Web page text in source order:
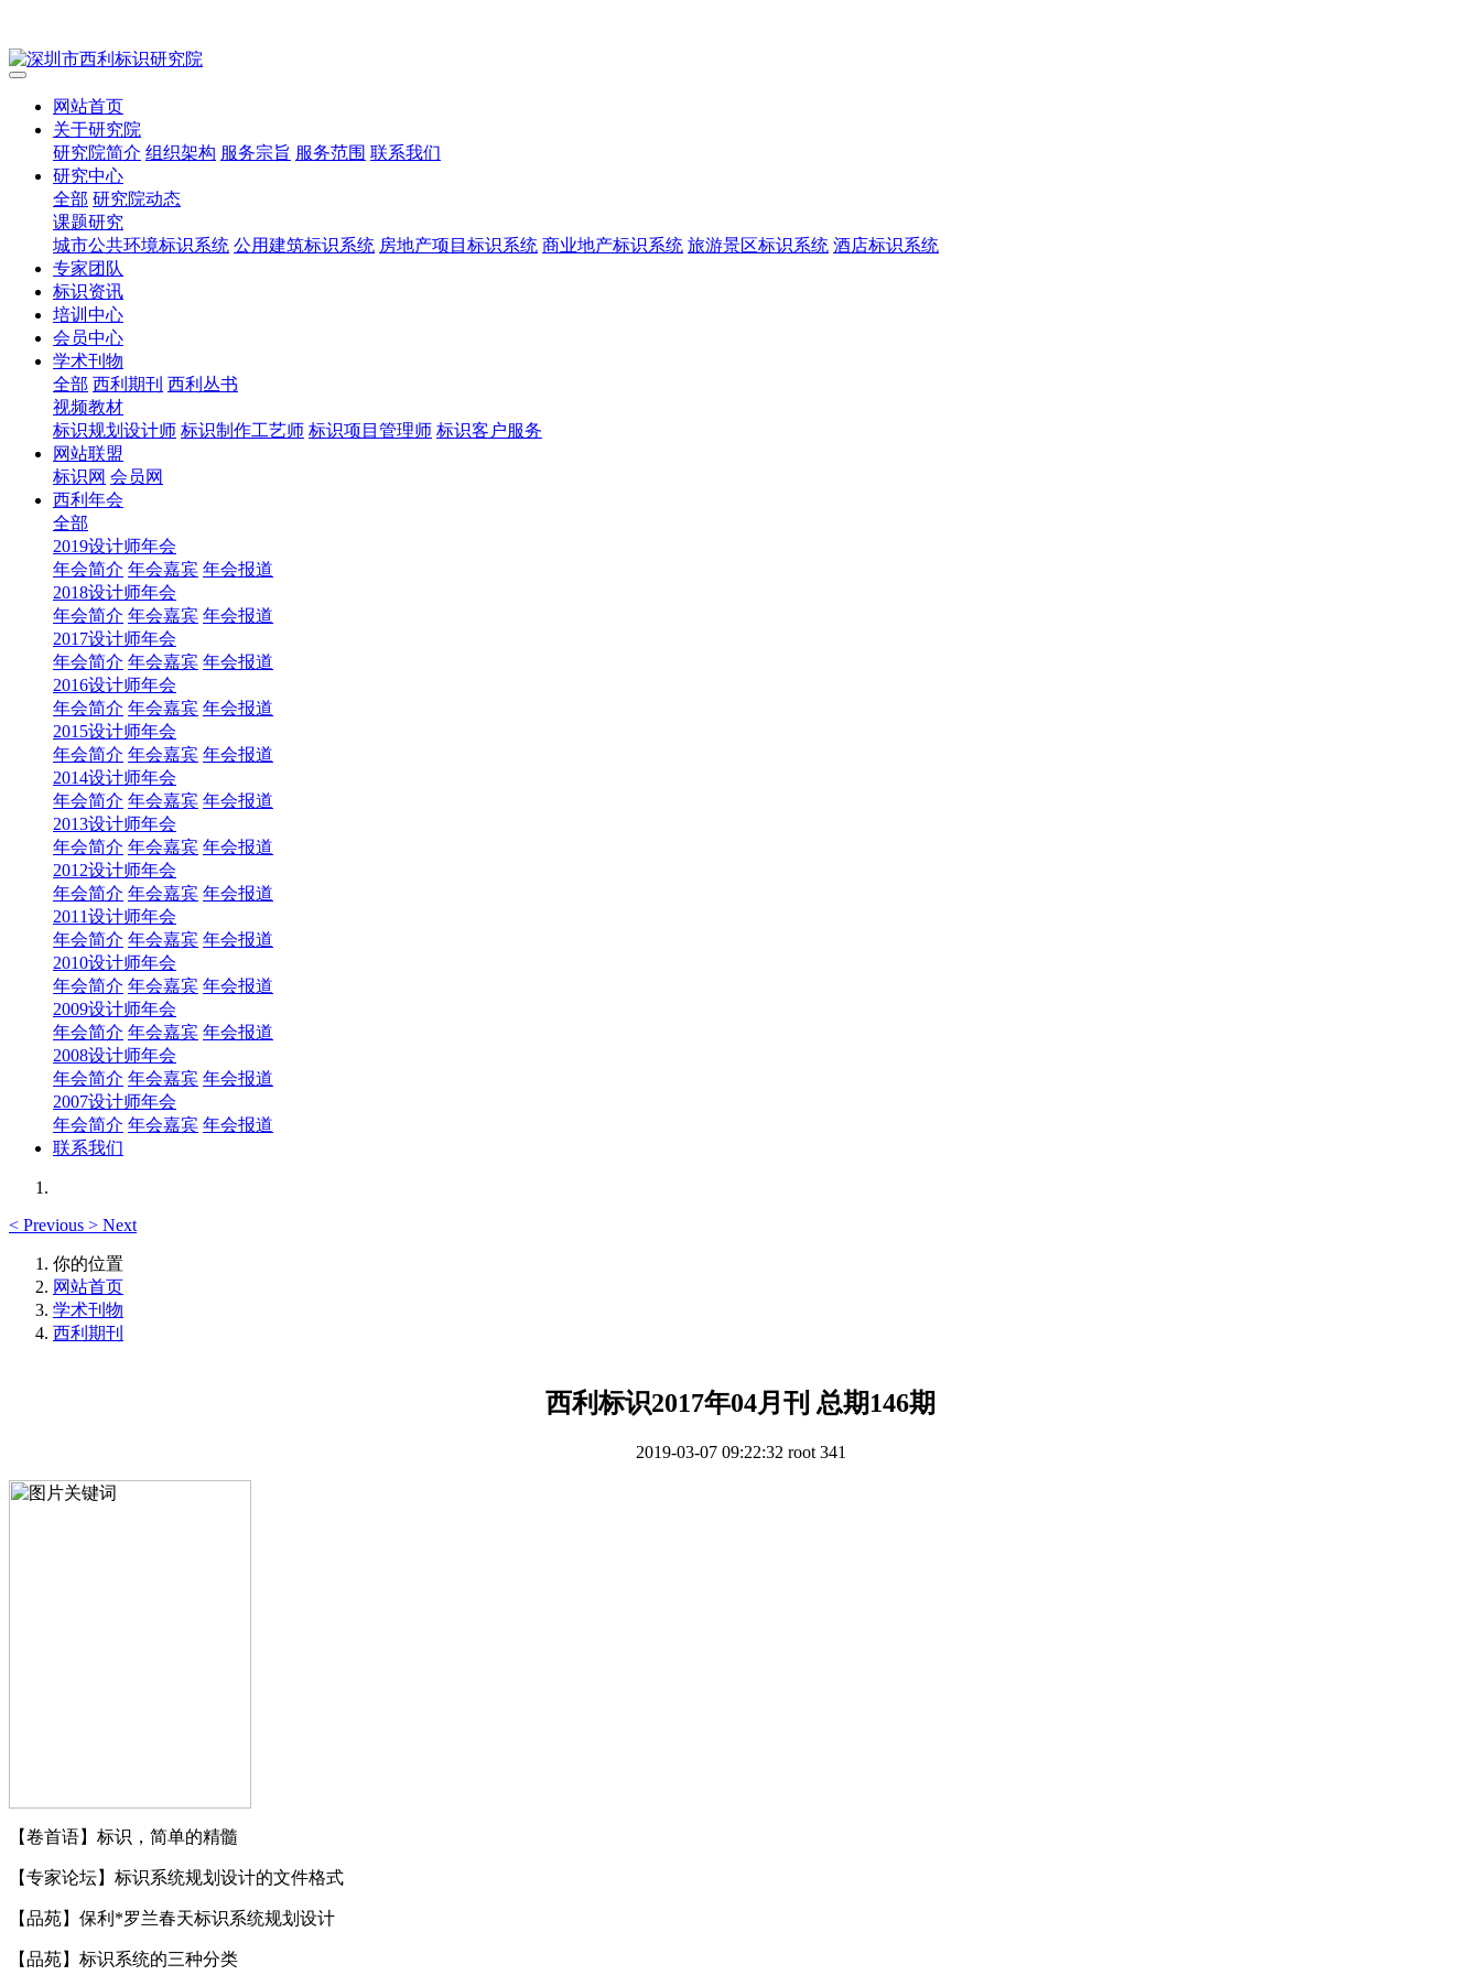
网站首页
关于研究院
研究院简介 组织架构 服务宗旨 服务范围 联系我们
研究中心
全部 研究院动态
课题研究
城市公共环境标识系统 公用建筑标识系统 房地产项目标识系统 商业地产标识系统 旅游景区标识系统 酒店标识系统
专家团队
标识资讯
培训中心
会员中心
学术刊物
全部 西利期刊 西利丛书
视频教材
标识规划设计师 标识制作工艺师 标识项目管理师 标识客户服务
网站联盟
标识网 会员网
西利年会
全部
2019设计师年会
年会简介 年会嘉宾 年会报道
2018设计师年会
年会简介 年会嘉宾 年会报道
2017设计师年会
年会简介 年会嘉宾 年会报道
2016设计师年会
年会简介 年会嘉宾 年会报道
2015设计师年会
年会简介 年会嘉宾 年会报道
2014设计师年会
年会简介 年会嘉宾 年会报道
2013设计师年会
年会简介 年会嘉宾 年会报道
2012设计师年会
年会简介 年会嘉宾 年会报道
2011设计师年会
年会简介 年会嘉宾 年会报道
2010设计师年会
年会简介 年会嘉宾 年会报道
2009设计师年会
年会简介 年会嘉宾 年会报道
2008设计师年会
年会简介 年会嘉宾 年会报道
2007设计师年会
年会简介 年会嘉宾 年会报道
联系我们
< Previous > Next
你的位置
网站首页
学术刊物
西利期刊
西利标识2017年04月刊 总期146期
2019-03-07 09:22:32 root 341
【卷首语】标识，简单的精髓
【专家论坛】标识系统规划设计的文件格式
【品苑】保利*罗兰春天标识系统规划设计
【品苑】标识系统的三种分类